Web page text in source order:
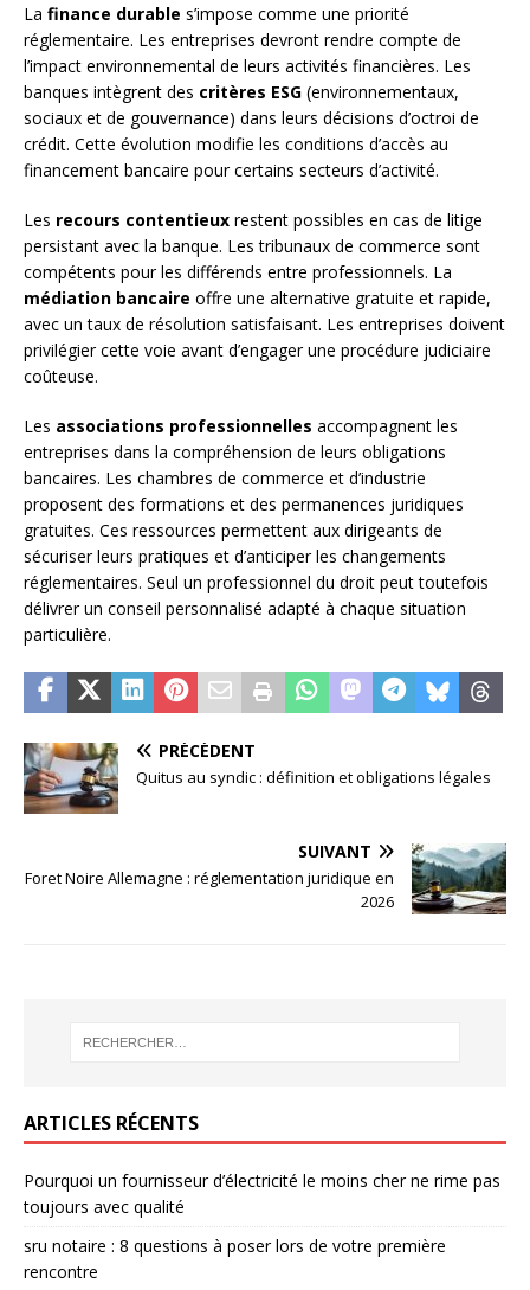
La finance durable s’impose comme une priorité
réglementaire. Les entreprises devront rendre compte de
l’impact environnemental de leurs activités financières. Les
banques intègrent des critères ESG (environnementaux,
sociaux et de gouvernance) dans leurs décisions d’octroi de
crédit. Cette évolution modifie les conditions d’accès au
financement bancaire pour certains secteurs d’activité.
Les recours contentieux restent possibles en cas de litige
persistant avec la banque. Les tribunaux de commerce sont
compétents pour les différends entre professionnels. La
médiation bancaire offre une alternative gratuite et rapide,
avec un taux de résolution satisfaisant. Les entreprises doivent
privilégier cette voie avant d’engager une procédure judiciaire
coûteuse.
Les associations professionnelles accompagnent les
entreprises dans la compréhension de leurs obligations
bancaires. Les chambres de commerce et d’industrie
proposent des formations et des permanences juridiques
gratuites. Ces ressources permettent aux dirigeants de
sécuriser leurs pratiques et d’anticiper les changements
réglementaires. Seul un professionnel du droit peut toutefois
délivrer un conseil personnalisé adapté à chaque situation
particulière.
PRÉCÉDENT
Quitus au syndic : définition et obligations légales
SUIVANT
Foret Noire Allemagne : réglementation juridique en
2026
ARTICLES RÉCENTS
Pourquoi un fournisseur d’électricité le moins cher ne rime pas
toujours avec qualité
sru notaire : 8 questions à poser lors de votre première
rencontre